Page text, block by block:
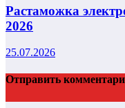
Растаможка
2026
25.07.2026
Отправить